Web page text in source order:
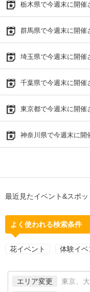
栃木県で今週末に開催
群馬県で今週末に開催
埼玉県で今週末に開催
千葉県で今週末に開催
東京都で今週末に開催
神奈川県で今週末に開
最近見たイベント&スポッ
よく使われる検索条件
花イベント 体験イベ
エリア変更 東京、